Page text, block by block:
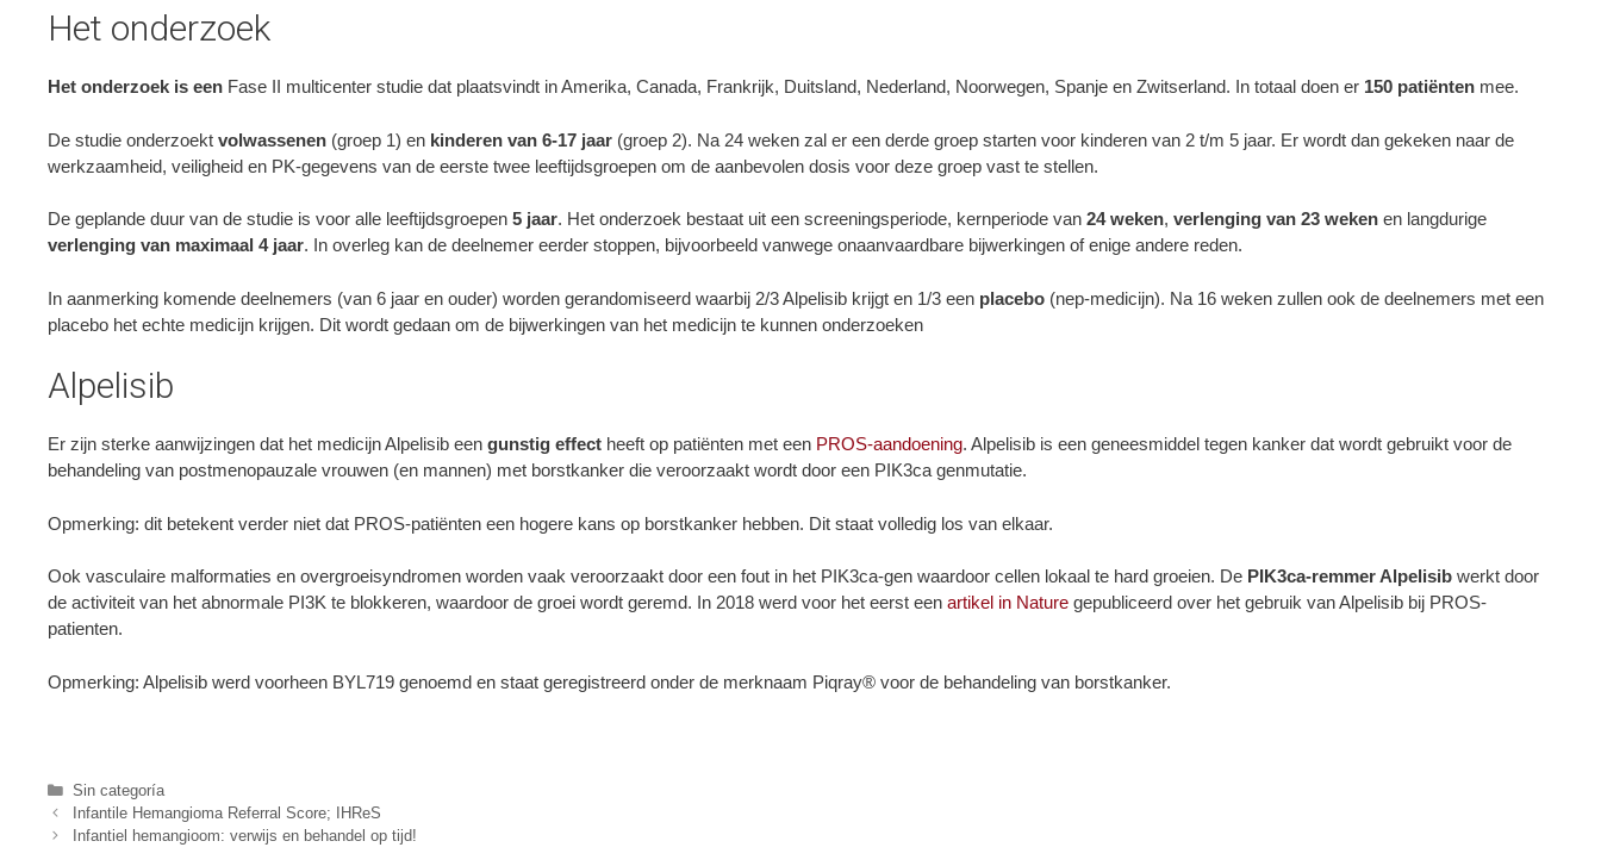
Het onderzoek
Het onderzoek is een Fase II multicenter studie dat plaatsvindt in Amerika, Canada, Frankrijk, Duitsland, Nederland, Noorwegen, Spanje en Zwitserland. In totaal doen er 150 patiënten mee.
De studie onderzoekt volwassenen (groep 1) en kinderen van 6-17 jaar (groep 2). Na 24 weken zal er een derde groep starten voor kinderen van 2 t/m 5 jaar. Er wordt dan gekeken naar de
werkzaamheid, veiligheid en PK-gegevens van de eerste twee leeftijdsgroepen om de aanbevolen dosis voor deze groep vast te stellen.
De geplande duur van de studie is voor alle leeftijdsgroepen 5 jaar. Het onderzoek bestaat uit een screeningsperiode, kernperiode van 24 weken, verlenging van 23 weken en langdurige
verlenging van maximaal 4 jaar. In overleg kan de deelnemer eerder stoppen, bijvoorbeeld vanwege onaanvaardbare bijwerkingen of enige andere reden.
In aanmerking komende deelnemers (van 6 jaar en ouder) worden gerandomiseerd waarbij 2/3 Alpelisib krijgt en 1/3 een placebo (nep-medicijn). Na 16 weken zullen ook de deelnemers met een
placebo het echte medicijn krijgen. Dit wordt gedaan om de bijwerkingen van het medicijn te kunnen onderzoeken
Alpelisib
Er zijn sterke aanwijzingen dat het medicijn Alpelisib een gunstig effect heeft op patiënten met een PROS-aandoening. Alpelisib is een geneesmiddel tegen kanker dat wordt gebruikt voor de
behandeling van postmenopauzale vrouwen (en mannen) met borstkanker die veroorzaakt wordt door een PIK3ca genmutatie.
Opmerking: dit betekent verder niet dat PROS-patiënten een hogere kans op borstkanker hebben. Dit staat volledig los van elkaar.
Ook vasculaire malformaties en overgroeisyndromen worden vaak veroorzaakt door een fout in het PIK3ca-gen waardoor cellen lokaal te hard groeien. De PIK3ca-remmer Alpelisib werkt door
de activiteit van het abnormale PI3K te blokkeren, waardoor de groei wordt geremd. In 2018 werd voor het eerst een artikel in Nature gepubliceerd over het gebruik van Alpelisib bij PROS-
patienten.
Opmerking: Alpelisib werd voorheen BYL719 genoemd en staat geregistreerd onder de merknaam Piqray® voor de behandeling van borstkanker.
Categories
Sin categoría
Infantile Hemangioma Referral Score; IHReS
Infantiel hemangioom: verwijs en behandel op tijd!